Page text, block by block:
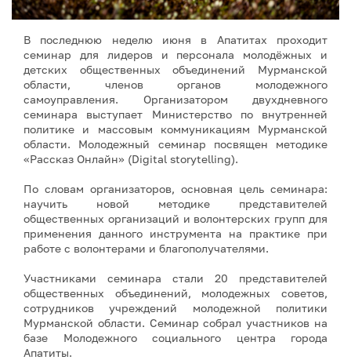
В последнюю неделю июня в Апатитах проходит
семинар для лидеров и персонала молодёжных и
детских общественных объединений Мурманской
области, членов органов молодежного
самоуправления. Организатором двухдневного
семинара выступает Министерство по внутренней
политике и массовым коммуникациям Мурманской
области. Молодежный семинар посвящен методике
«Рассказ Онлайн» (Digital storytelling).
По словам организаторов, основная цель семинара:
научить новой методике представителей
общественных организаций и волонтерских групп для
применения данного инструмента на практике при
работе с волонтерами и благополучателями.
Участниками семинара стали 20 представителей
общественных объединений, молодежных советов,
сотрудников учреждений молодежной политики
Мурманской области. Семинар собрал участников на
базе Молодежного социального центра города
Апатиты.